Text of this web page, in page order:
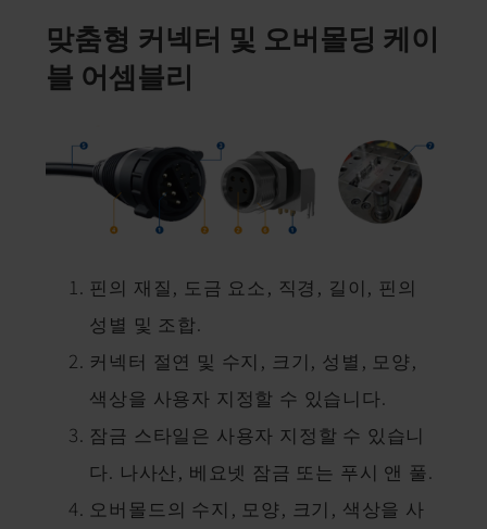
맞춤형 커넥터 및 오버몰딩 케이
블 어셈블리
핀의 재질, 도금 요소, 직경, 길이, 핀의
성별 및 조합.
커넥터 절연 및 수지, 크기, 성별, 모양,
색상을 사용자 지정할 수 있습니다.
잠금 스타일은 사용자 지정할 수 있습니
다. 나사산, 베요넷 잠금 또는 푸시 앤 풀.
오버몰드의 수지, 모양, 크기, 색상을 사